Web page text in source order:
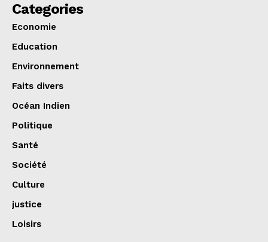
Categories
Economie
Education
Environnement
Faits divers
Océan Indien
Politique
Santé
Société
Culture
justice
Loisirs